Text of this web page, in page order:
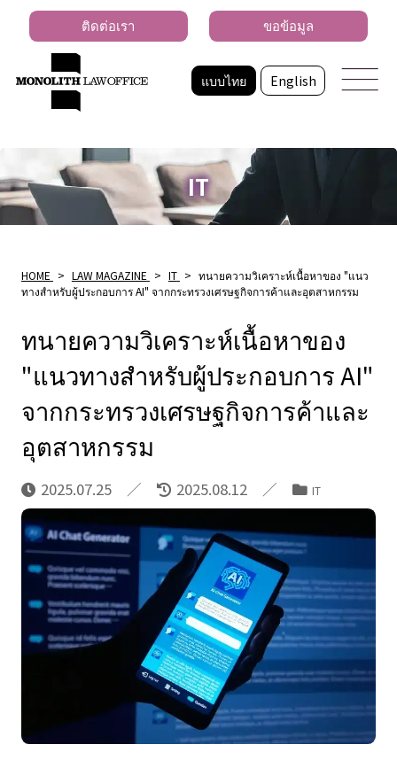
แบบไทย English
ติดต่อเรา ขอข้อมูล
IT
HOME > LAW MAGAZINE > IT > ทนายความวิเคราะห์เนื้อหาของ "แนว
ทางสําหรับผู้ประกอบการ AI" จากกระทรวงเศรษฐกิจการค้าและอุตสาหกรรม
ทนายความวิเคราะห์เนื้อหาของ
"แนวทางสําหรับผู้ประกอบการ AI"
จากกระทรวงเศรษฐกิจการค้าและ
อุตสาหกรรม
2025.07.25 2025.08.12 IT